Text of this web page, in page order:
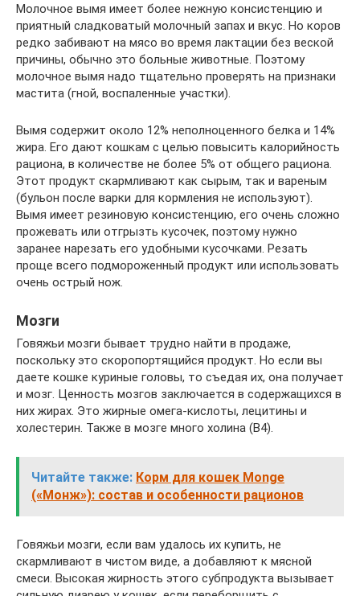
Молочное вымя имеет более нежную консистенцию и
приятный сладковатый молочный запах и вкус. Но коров
редко забивают на мясо во время лактации без веской
причины, обычно это больные животные. Поэтому
молочное вымя надо тщательно проверять на признаки
мастита (гной, воспаленные участки).
Вымя содержит около 12% неполноценного белка и 14%
жира. Его дают кошкам с целью повысить калорийность
рациона, в количестве не более 5% от общего рациона.
Этот продукт скармливают как сырым, так и вареным
(бульон после варки для кормления не используют).
Вымя имеет резиновую консистенцию, его очень сложно
прожевать или отгрызть кусочек, поэтому нужно
заранее нарезать его удобными кусочками. Резать
проще всего подмороженный продукт или использовать
очень острый нож.
Мозги
Говяжьи мозги бывает трудно найти в продаже,
поскольку это скоропортящийся продукт. Но если вы
даете кошке куриные головы, то съедая их, она получает
и мозг. Ценность мозгов заключается в содержащихся в
них жирах. Это жирные омега-кислоты, лецитины и
холестерин. Также в мозге много холина (В4).
Читайте также: Корм для кошек Monge
(«Монж»): состав и особенности рационов
Говяжьи мозги, если вам удалось их купить, не
скармливают в чистом виде, а добавляют к мясной
смеси. Высокая жирность этого субпродукта вызывает